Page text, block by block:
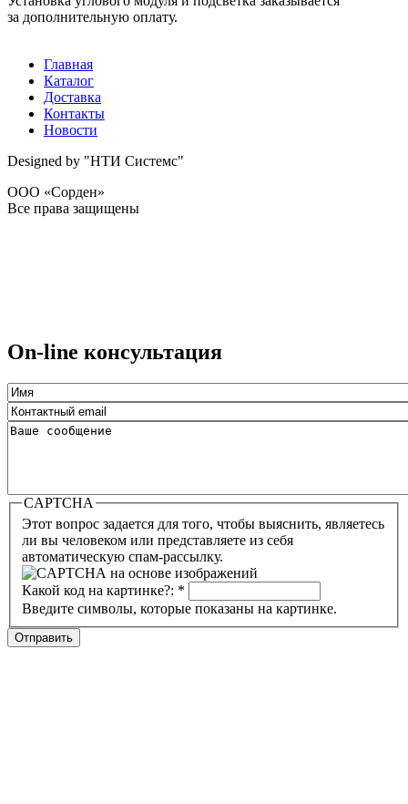
за дополнительную оплату.
Главная
Каталог
Доставка
Контакты
Новости
Designed by "НТИ Системс"
ООО «Сорден»
Все права защищены
On-line консультация
CAPTCHA
Этот вопрос задается для того, чтобы выяснить, являетесь
ли вы человеком или представляете из себя
автоматическую спам-рассылку.
Какой код на картинке?: *
Введите символы, которые показаны на картинке.